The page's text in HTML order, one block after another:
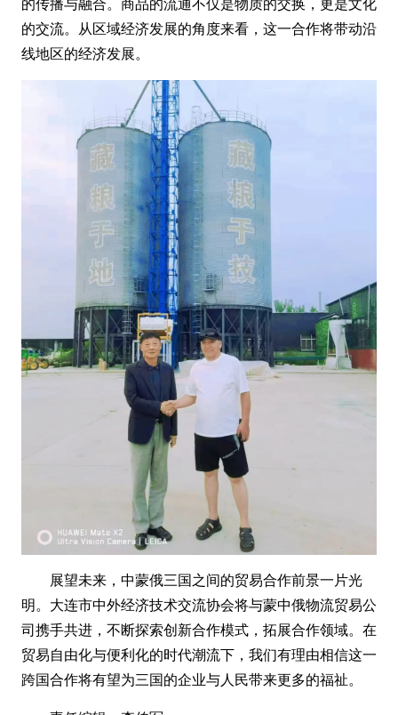
的传播与融合。商品的流通不仅是物质的交换，更是文化
的交流。从区域经济发展的角度来看，这一合作将带动沿
线地区的经济发展。
展望未来，中蒙俄三国之间的贸易合作前景一片光
明。大连市中外经济技术交流协会将与蒙中俄物流贸易公
司携手共进，不断探索创新合作模式，拓展合作领域。在
贸易自由化与便利化的时代潮流下，我们有理由相信这一
跨国合作将有望为三国的企业与人民带来更多的福祉。